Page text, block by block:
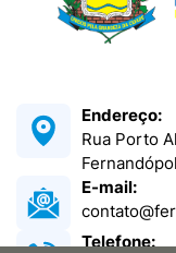
Endereço:
Rua Porto
E-mail:
Telefone: